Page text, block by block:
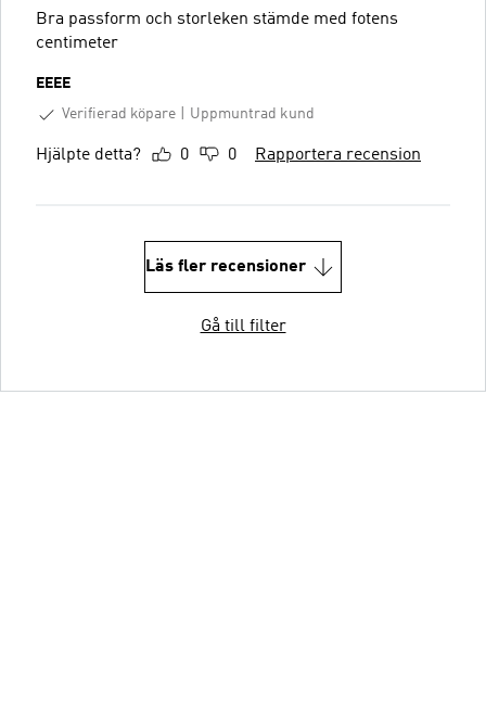
Bra passform och storleken stämde med fotens
centimeter
EEEE
Verifierad köpare
Uppmuntrad kund
Hjälpte detta? 0 0 Rapportera recension
Läs fler recensioner
Gå till filter